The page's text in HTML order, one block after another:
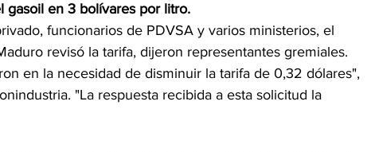
gasoil en 3 bolívares por litro.
funcionarios de PDVSA y varios ministerios, el
revisó la tarifa, dijeron representantes gremiales.
en la necesidad de disminuir la tarifa de 0,32 dólares",
"La respuesta recibida a esta solicitud la